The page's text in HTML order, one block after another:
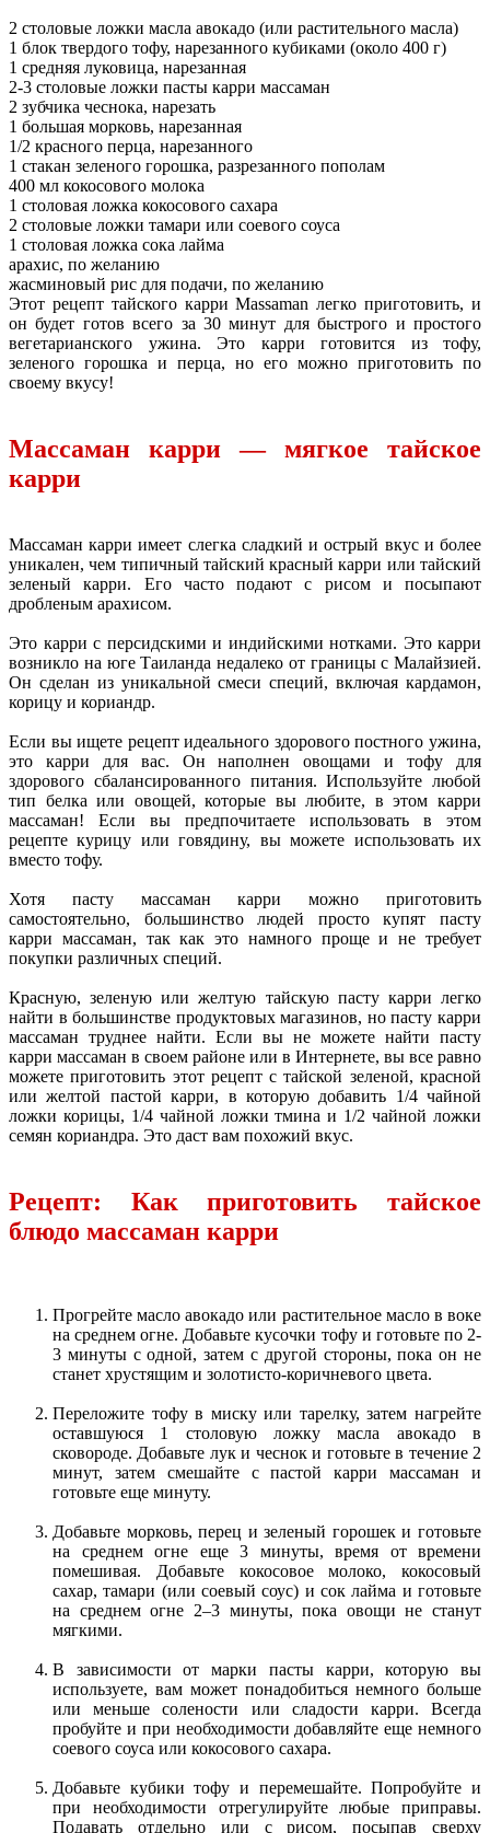
2 столовые ложки масла авокадо (или растительного масла)
1 блок твердого тофу, нарезанного кубиками (около 400 г)
1 средняя луковица, нарезанная
2-3 столовые ложки пасты карри массаман
2 зубчика чеснока, нарезать
1 большая морковь, нарезанная
1/2 красного перца, нарезанного
1 стакан зеленого горошка, разрезанного пополам
400 мл кокосового молока
1 столовая ложка кокосового сахара
2 столовые ложки тамари или соевого соуса
1 столовая ложка сока лайма
арахис, по желанию
жасминовый рис для подачи, по желанию
Этот рецепт тайского карри Massaman легко приготовить, и
он будет готов всего за 30 минут для быстрого и простого
вегетарианского ужина. Это карри готовится из тофу,
зеленого горошка и перца, но его можно приготовить по
своему вкусу!
Массаман карри — мягкое тайское
карри
Массаман карри имеет слегка сладкий и острый вкус и более
уникален, чем типичный тайский красный карри или тайский
зеленый карри. Его часто подают с рисом и посыпают
дробленым арахисом.
Это карри с персидскими и индийскими нотками. Это карри
возникло на юге Таиланда недалеко от границы с Малайзией.
Он сделан из уникальной смеси специй, включая кардамон,
корицу и кориандр.
Если вы ищете рецепт идеального здорового постного ужина,
это карри для вас. Он наполнен овощами и тофу для
здорового сбалансированного питания. Используйте любой
тип белка или овощей, которые вы любите, в этом карри
массаман! Если вы предпочитаете использовать в этом
рецепте курицу или говядину, вы можете использовать их
вместо тофу.
Хотя пасту массаман карри можно приготовить
самостоятельно, большинство людей просто купят пасту
карри массаман, так как это намного проще и не требует
покупки различных специй.
Красную, зеленую или желтую тайскую пасту карри легко
найти в большинстве продуктовых магазинов, но пасту карри
массаман труднее найти. Если вы не можете найти пасту
карри массаман в своем районе или в Интернете, вы все равно
можете приготовить этот рецепт с тайской зеленой, красной
или желтой пастой карри, в которую добавить 1/4 чайной
ложки корицы, 1/4 чайной ложки тмина и 1/2 чайной ложки
семян кориандра. Это даст вам похожий вкус.
Рецепт: Как приготовить тайское
блюдо массаман карри
Прогрейте масло авокадо или растительное масло в воке
на среднем огне. Добавьте кусочки тофу и готовьте по 2-
3 минуты с одной, затем с другой стороны, пока он не
станет хрустящим и золотисто-коричневого цвета.
Переложите тофу в миску или тарелку, затем нагрейте
оставшуюся 1 столовую ложку масла авокадо в
сковороде. Добавьте лук и чеснок и готовьте в течение 2
минут, затем смешайте с пастой карри массаман и
готовьте еще минуту.
Добавьте морковь, перец и зеленый горошек и готовьте
на среднем огне еще 3 минуты, время от времени
помешивая. Добавьте кокосовое молоко, кокосовый
сахар, тамари (или соевый соус) и сок лайма и готовьте
на среднем огне 2–3 минуты, пока овощи не станут
мягкими.
В зависимости от марки пасты карри, которую вы
используете, вам может понадобиться немного больше
или меньше солености или сладости карри. Всегда
пробуйте и при необходимости добавляйте еще немного
соевого соуса или кокосового сахара.
Добавьте кубики тофу и перемешайте. Попробуйте и
при необходимости отрегулируйте любые приправы.
Подавать отдельно или с рисом, посыпав сверху